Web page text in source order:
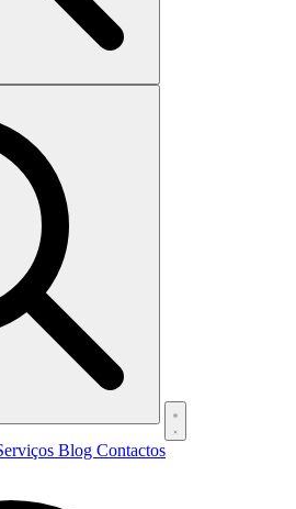
Blog Contactos